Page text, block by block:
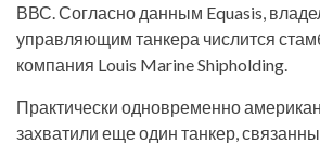
ВВС. Согласно данным Equasis,
управляющим танкера числится
компания Louis Marine Shipholding.
Практически одновременно
захватили еще один танкер,